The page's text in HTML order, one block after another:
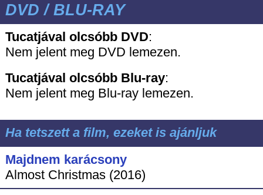
DVD / BLU-RAY
Tucatjával olcsóbb DVD:
Nem jelent meg DVD lemezen.
Tucatjával olcsóbb Blu-ray:
Nem jelent meg Blu-ray lemezen.
Ha tetszett a film, ezeket is ajánljuk
Majdnem karácsony
Almost Christmas (2016)